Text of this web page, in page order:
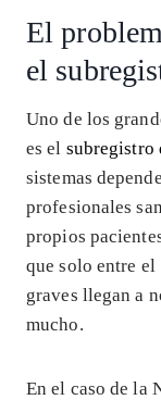
El
el
Uno de los
es el subregistro
sistemas
profesionales
propios
que solo entre el
graves llegan a
mucho.
En el caso de la